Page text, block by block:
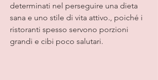
determinati nel perseguire una dieta
sana e uno stile di vita attivo., poiché i
ristoranti spesso servono porzioni
grandi e cibi poco salutari.